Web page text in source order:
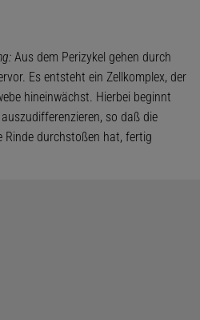
Aus dem Perizykel gehen durch
Es entsteht ein Zellkomplex, der
hineinwächst. Hierbei beginnt
so daß die
Rinde durchstoßen hat, fertig